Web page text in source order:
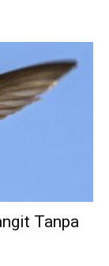
Tanpa